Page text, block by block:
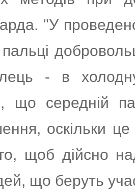
"У
пальці
- в
що середній
оскільки
щоб дійсно
що беруть